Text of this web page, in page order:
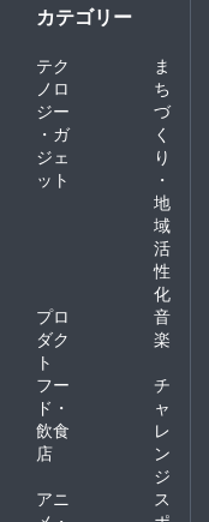
カテゴリー
テク
ノロ
ジー
・ガ
ジェ
ット
ま
ち
づ
く
り
・
地
域
活
性
化
プロ
ダク
ト
音
楽
フー
ド・
飲食
店
チ
ャ
レ
ン
ジ
アニ
ス